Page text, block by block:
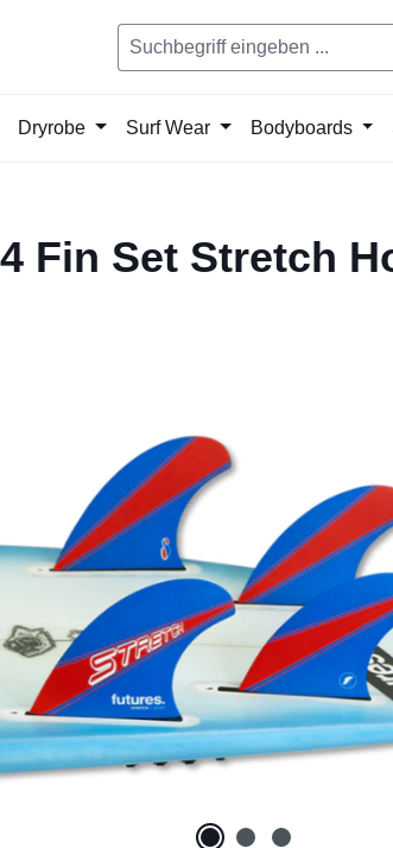
Dryrobe Surf Wear Bodyboards
Fin Set Stretch